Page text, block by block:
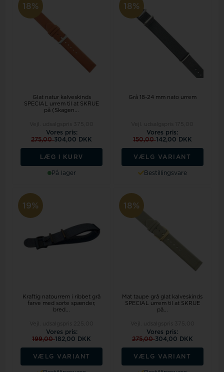
18%
Glat natur kalveskinds
SPECIAL urrem til at SKRUE
på (Skagen...
Vores pris:
275,00304,00 DKK
LÆG I KURV
På lager
18%
Grå 18-24 mm nato urrem
Vores pris:
150,00142,00 DKK
VÆLG VARIANT
Bestillingsvare
19%
Kraftig natourrem i ribbet grå
farve med sorte spænder,
bred...
Vores pris:
199,00182,00 DKK
VÆLG VARIANT
18%
Mat taupe grå glat kalveskinds
SPECIAL urrem til at SKRUE
på...
Vores pris:
275,00304,00 DKK
VÆLG VARIANT